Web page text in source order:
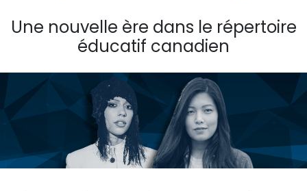
Une nouvelle ère dans le répertoire
éducatif canadien